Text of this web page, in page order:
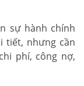
sự hành chính
tiết, nhưng cần
phí, công nợ,